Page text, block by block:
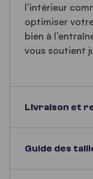
l’intérieur
optimiser
bien à
vous soutient
Livraison et
Guide des